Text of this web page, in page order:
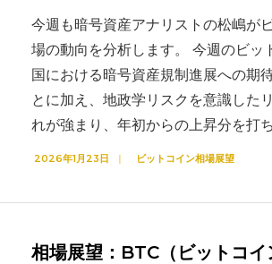
今週も暗号資産アナリストの松嶋が
場の動向を分析します。 今週のビッ
国における暗号資産規制進展への期
とに加え、地政学リスクを意識した
れが強まり、年初からの上昇分を打
2026年1月23日 | ビットコイン相場展望
相場展望：BTC（ビットコイ